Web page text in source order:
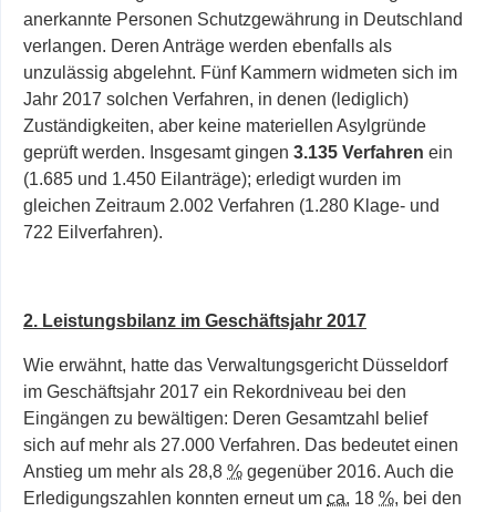
anerkannte Personen Schutzgewährung in Deutschland
verlangen. Deren Anträge werden ebenfalls als
unzulässig abgelehnt. Fünf Kammern widmeten sich im
Jahr 2017 solchen Verfahren, in denen (lediglich)
Zuständigkeiten, aber keine materiellen Asylgründe
geprüft werden. Insgesamt gingen 3.135 Verfahren ein
(1.685 und 1.450 Eilanträge); erledigt wurden im
gleichen Zeitraum 2.002 Verfahren (1.280 Klage- und
722 Eilverfahren).
2. Leistungsbilanz im Geschäftsjahr 2017
Wie erwähnt, hatte das Verwaltungsgericht Düsseldorf
im Geschäftsjahr 2017 ein Rekordniveau bei den
Eingängen zu bewältigen: Deren Gesamtzahl belief
sich auf mehr als 27.000 Verfahren. Das bedeutet einen
Anstieg um mehr als 28,8 % gegenüber 2016. Auch die
Erledigungszahlen konnten erneut um ca. 18 %, bei den